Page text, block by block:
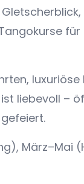
liebevoll –
März–Mai